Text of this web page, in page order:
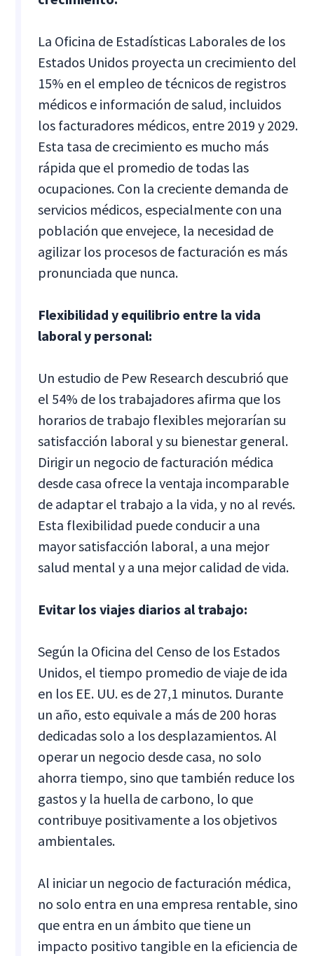
La Oficina de Estadísticas Laborales de los
Estados Unidos proyecta un crecimiento del
15% en el empleo de técnicos de registros
médicos e información de salud, incluidos
los facturadores médicos, entre 2019 y 2029.
Esta tasa de crecimiento es mucho más
rápida que el promedio de todas las
ocupaciones. Con la creciente demanda de
servicios médicos, especialmente con una
población que envejece, la necesidad de
agilizar los procesos de facturación es más
pronunciada que nunca.
Flexibilidad y equilibrio entre la vida
laboral y personal:
Un estudio de Pew Research descubrió que
el 54% de los trabajadores afirma que los
horarios de trabajo flexibles mejorarían su
satisfacción laboral y su bienestar general.
Dirigir un negocio de facturación médica
desde casa ofrece la ventaja incomparable
de adaptar el trabajo a la vida, y no al revés.
Esta flexibilidad puede conducir a una
mayor satisfacción laboral, a una mejor
salud mental y a una mejor calidad de vida.
Evitar los viajes diarios al trabajo:
Según la Oficina del Censo de los Estados
Unidos, el tiempo promedio de viaje de ida
en los EE. UU. es de 27,1 minutos. Durante
un año, esto equivale a más de 200 horas
dedicadas solo a los desplazamientos. Al
operar un negocio desde casa, no solo
ahorra tiempo, sino que también reduce los
gastos y la huella de carbono, lo que
contribuye positivamente a los objetivos
ambientales.
Al iniciar un negocio de facturación médica,
no solo entra en una empresa rentable, sino
que entra en un ámbito que tiene un
impacto positivo tangible en la eficiencia de